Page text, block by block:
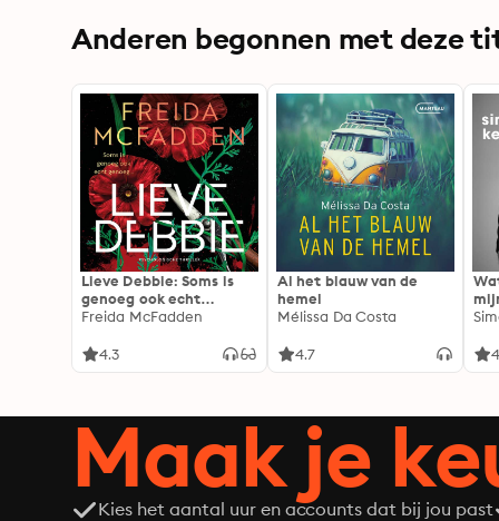
Anderen begonnen met deze
Lieve Debbie: Soms is
genoeg ook echt
genoeg...
Freida McFadden
4.3
Al het blauw van de
hemel
Mélissa Da Costa
4.7
Maak je
Kies het aantal uur en accounts dat bij jou past